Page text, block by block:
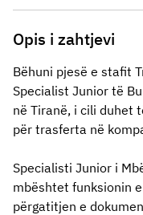
Opis i zahtjevi
Bëhuni pjesë e stafit
Specialist Junior të
në Tiranë, i cili duhet t
për trasferta në
Specialisti Junior i
mbështet funksionin
përgatitjen e